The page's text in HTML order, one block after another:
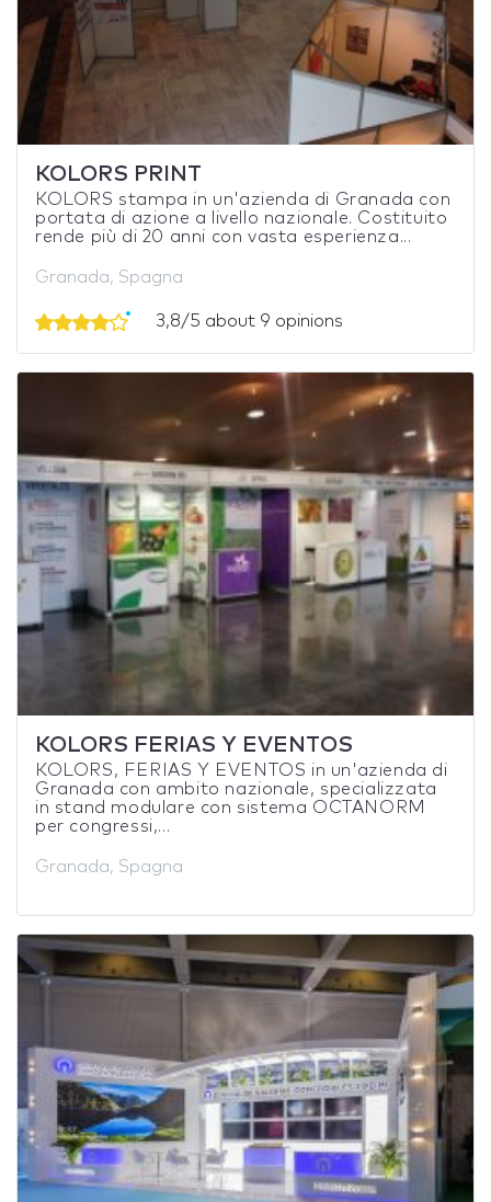
KOLORS PRINT
KOLORS stampa in un'azienda di Granada con
portata di azione a livello nazionale. Costituito
rende più di 20 anni con vasta esperienza...
Granada, Spagna
3,8/5 about 9 opinions
KOLORS FERIAS Y EVENTOS
KOLORS, FERIAS Y EVENTOS in un'azienda di
Granada con ambito nazionale, specializzata
in stand modulare con sistema OCTANORM
per congressi,...
Granada, Spagna